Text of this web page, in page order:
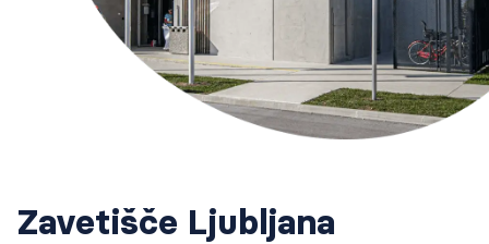
Zavetišče Ljubljana